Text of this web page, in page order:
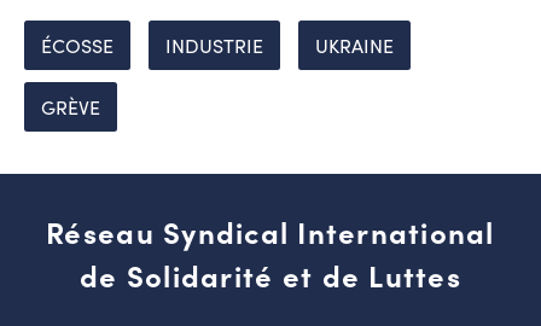
ÉCOSSE INDUSTRIE UKRAINE
GRÈVE
Réseau Syndical International
de Solidarité et de Luttes